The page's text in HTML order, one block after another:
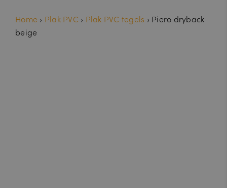
Home › Plak PVC › Plak PVC tegels › Piero dryback
beige